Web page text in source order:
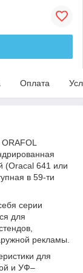
Оплата
(Oracal 641 или
в 59-ти
серии
для
рекламы.
для
и УФ–